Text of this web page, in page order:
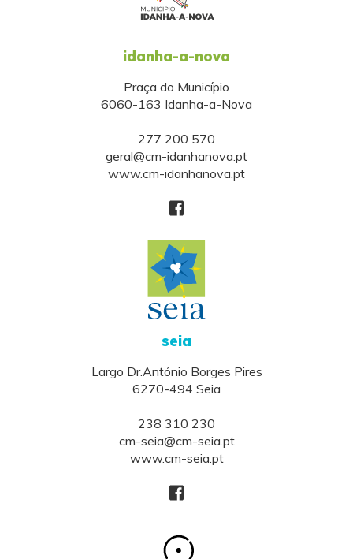
idanha-a-nova
Praça do Município
6060-163 Idanha-a-Nova
277 200 570
geral@cm-idanhanova.pt
www.cm-idanhanova.pt
seia
Largo Dr.António Borges Pires
6270-494 Seia
238 310 230
cm-seia@cm-seia.pt
www.cm-seia.pt